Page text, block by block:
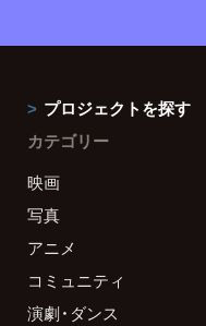
プロジェクトを探す
カテゴリー
映画
写真
アニメ
コミュニティ
演劇・ダンス